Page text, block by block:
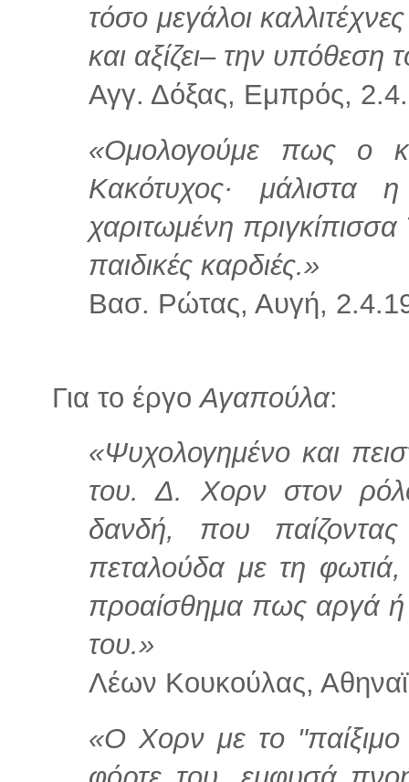
τόσο μεγάλοι
και αξίζει– την υπόθεση
Αγγ. Δόξας, Εμπρός,
«Ομολογούμε πως ο
Κακότυχος·
χαριτωμένη
παιδικές καρδιές.»
Βασ. Ρώτας, Αυγή,
Για το έργο Αγαπούλα:
«Ψυχολογημένο και
του. Δ. Χορν στον
δανδή, που
πεταλούδα με τη
προαίσθημα πως αργά ή
του.»
Λέων Κουκούλας,
«Ο Χορν με το